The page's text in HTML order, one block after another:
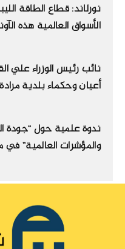
نورلاند: قطاع الطاقة
الأسواق العالمية هذه
نائب رئيس الوزراء علي
أعيان وحكماء بلدية مرادة
ندوة علمية حول “جودة
والمؤشرات العالمية” في